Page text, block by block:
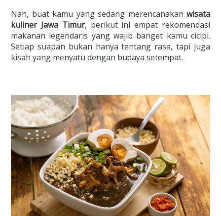
Nah, buat kamu yang sedang merencanakan wisata
kuliner Jawa Timur, berikut ini empat rekomendasi
makanan legendaris yang wajib banget kamu cicipi.
Setiap suapan bukan hanya tentang rasa, tapi juga
kisah yang menyatu dengan budaya setempat.